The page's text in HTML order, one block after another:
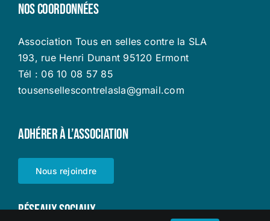
Nos coordonnées
Association Tous en selles contre la SLA
193, rue Henri Dunant 95120 Ermont
Tél : 06 10 08 57 85
tousensellescontrelasla@gmail.com
Adhérer à l’Association
Nous rejoindre
Réseaux sociaux